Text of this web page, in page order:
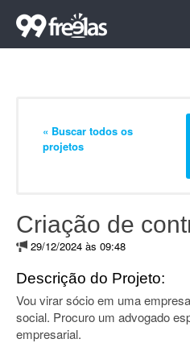
« Buscar todos os
projetos
Criação de
29/12/2024 às 09:48
Descrição do Projeto:
Vou virar sócio em uma
social. Procuro um advogado
empresarial.